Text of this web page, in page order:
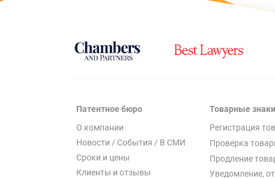
Патентное бюро
О компании
Новости / События / В СМИ
Сроки и цены
Клиенты и отзывы
Товарные знаки
Регистрация
Проверка
Продление
Уведомление,